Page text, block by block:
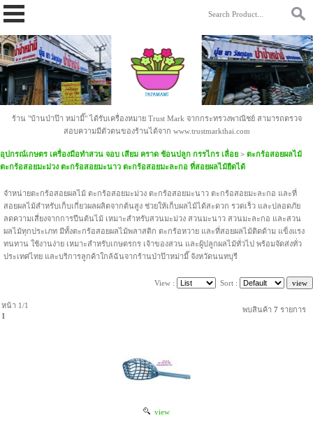
ร้าน "บ้านป่าป๊า หม่ามี๊" ได้รับเครื่องหมาย Trust Mark จากกระทรวงพาณิชย์ สามารถตรวจ
สอบความมีตัวตนของร้านได้จาก www.trustmarkthai.com
อุปกรณ์เกษตร เครื่องมือทำสวน จอบ เสียม คราด ช้อนปลูก กรรไกร เลื่อย > ตะกร้อสอยผลไม้
ตะกร้อสอยมะม่วง ตะกร้อสอยมะนาว ตะกร้อสอยมะละกอ ที่สอยผลไม้ยืดได้
จำหน่ายตะกร้อสอยผลไม้ ตะกร้อสอยมะม่วง ตะกร้อสอยมะนาว ตะกร้อสอยมะละกอ และที่
สอยผลไม้สำหรับเก็บเกี่ยวผลผลิตจากต้นสูง ช่วยให้เก็บผลไม้ได้สะดวก รวดเร็ว และปลอดภัย
ลดความเสี่ยงจากการปีนต้นไม้ เหมาะสำหรับสวนมะม่วง สวนมะนาว สวนมะละกอ และสวน
ผลไม้ทุกประเภท มีทั้งตะกร้อสอยผลไม้พลาสติก ตะกร้อหวาย และที่สอยผลไม้ติดด้าม แข็งแรง
ทนทาน ใช้งานง่าย เหมาะสำหรับเกษตรกร เจ้าของสวน และผู้ปลูกผลไม้ทั่วไป พร้อมจัดส่งทั่ว
ประเทศไทย และบริการลูกค้าใกล้ฉันจากร้านป่าป๊าหม่ามี๊ จังหวัดนนทบุรี
View : Sort :
หน้า 1/1
1
พบสินค้า 7 รายการ
view